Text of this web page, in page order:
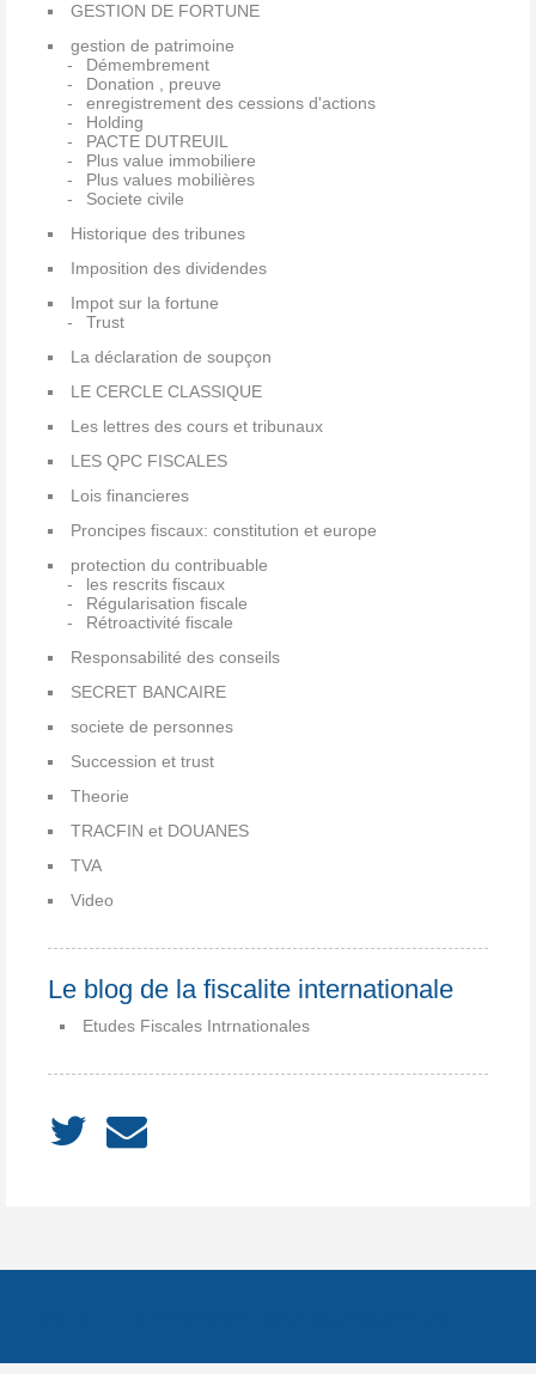
GESTION DE FORTUNE
gestion de patrimoine
Démembrement
Donation , preuve
enregistrement des cessions d'actions
Holding
PACTE DUTREUIL
Plus value immobiliere
Plus values mobilières
Societe civile
Historique des tribunes
Imposition des dividendes
Impot sur la fortune
Trust
La déclaration de soupçon
LE CERCLE CLASSIQUE
Les lettres des cours et tribunaux
LES QPC FISCALES
Lois financieres
Proncipes fiscaux: constitution et europe
protection du contribuable
les rescrits fiscaux
Régularisation fiscale
Rétroactivité fiscale
Responsabilité des conseils
SECRET BANCAIRE
societe de personnes
Succession et trust
Theorie
TRACFIN et DOUANES
TVA
Video
Le blog de la fiscalite internationale
Etudes Fiscales Intrnationales